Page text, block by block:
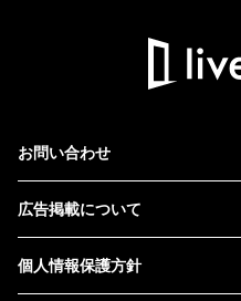
お問い合わせ
広告掲載について
個人情報保護方針